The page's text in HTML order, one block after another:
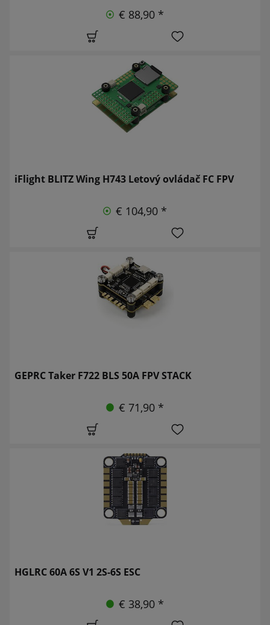
€ 88,90 *
iFlight BLITZ Wing H743 Letový ovládač FC FPV
€ 104,90 *
GEPRC Taker F722 BLS 50A FPV STACK
€ 71,90 *
HGLRC 60A 6S V1 2S-6S ESC
€ 38,90 *